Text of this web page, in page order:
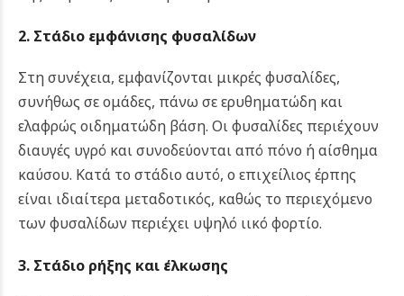
2. Στάδιο εμφάνισης φυσαλίδων
Στη συνέχεια, εμφανίζονται μικρές φυσαλίδες,
συνήθως σε ομάδες, πάνω σε ερυθηματώδη και
ελαφρώς οιδηματώδη βάση. Οι φυσαλίδες περιέχουν
διαυγές υγρό και συνοδεύονται από πόνο ή αίσθημα
καύσου. Κατά το στάδιο αυτό, ο επιχείλιος έρπης
είναι ιδιαίτερα μεταδοτικός, καθώς το περιεχόμενο
των φυσαλίδων περιέχει υψηλό ιικό φορτίο.
3. Στάδιο ρήξης και έλκωσης